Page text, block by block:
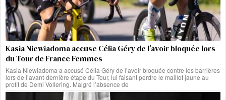
Kasia Niewiadoma accuse Célia Géry de l’avoir bloquée lors
du Tour de France Femmes
Kasia Niewiadoma a accusé Célia Géry de l’avoir bloquée contre les barrières
lors de l’avant-dernière étape du Tour, lui faisant perdre le maillot jaune au
profit de Demi Vollering. Malgré l’absence de